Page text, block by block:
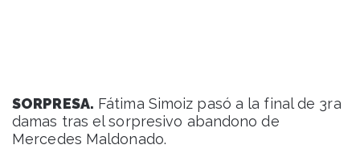
SORPRESA. Fátima Simoiz pasó a la final de 3ra
damas tras el sorpresivo abandono de
Mercedes Maldonado.